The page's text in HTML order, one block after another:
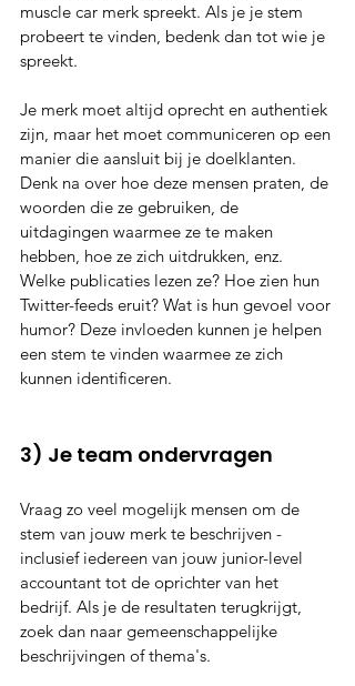
muscle car merk spreekt. Als je je stem
probeert te vinden, bedenk dan tot wie je
spreekt.
Je merk moet altijd oprecht en authentiek
zijn, maar het moet communiceren op een
manier die aansluit bij je doelklanten.
Denk na over hoe deze mensen praten, de
woorden die ze gebruiken, de
uitdagingen waarmee ze te maken
hebben, hoe ze zich uitdrukken, enz.
Welke publicaties lezen ze? Hoe zien hun
Twitter-feeds eruit? Wat is hun gevoel voor
humor? Deze invloeden kunnen je helpen
een stem te vinden waarmee ze zich
kunnen identificeren.
3) Je team ondervragen
Vraag zo veel mogelijk mensen om de
stem van jouw merk te beschrijven -
inclusief iedereen van jouw junior-level
accountant tot de oprichter van het
bedrijf. Als je de resultaten terugkrijgt,
zoek dan naar gemeenschappelijke
beschrijvingen of thema's.